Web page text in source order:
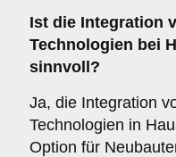
Ist die Integration
Technologien bei
sinnvoll?
Ja, die Integration
Technologien in
Option für